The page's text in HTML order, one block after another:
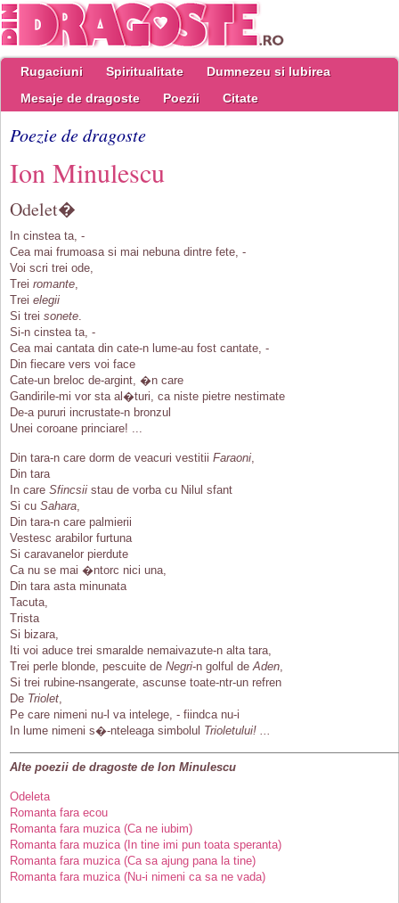
Rugaciuni Spiritualitate
Dumnezeu si Iubirea
Mesaje de dragoste
Poezii Citate
Poezie de dragoste
Ion Minulescu
Odelet�
In cinstea ta, -
Cea mai frumoasa si mai nebuna dintre fete, -
Voi scri trei ode,
Trei romante,
Trei elegii
Si trei sonete.
Si-n cinstea ta, -
Cea mai cantata din cate-n lume-au fost cantate, -
Din fiecare vers voi face
Cate-un breloc de-argint, �n care
Gandirile-mi vor sta al�turi, ca niste pietre nestimate
De-a pururi incrustate-n bronzul
Unei coroane princiare! ...
Din tara-n care dorm de veacuri vestitii Faraoni,
Din tara
In care Sfincsii stau de vorba cu Nilul sfant
Si cu Sahara,
Din tara-n care palmierii
Vestesc arabilor furtuna
Si caravanelor pierdute
Ca nu se mai �ntorc nici una,
Din tara asta minunata
Tacuta,
Trista
Si bizara,
Iti voi aduce trei smaralde nemaivazute-n alta tara,
Trei perle blonde, pescuite de Negri-n golful deAden,
Si trei rubine-nsangerate, ascunse toate-ntr-un refren
De Triolet,
Pe care nimeni nu-l va intelege, - fiindca nu-i
In lume nimeni s�-nteleaga simbolul Trioletului! ...
Alte poezii de dragoste de Ion Minulescu
Odeleta
Romanta fara ecou
Romanta fara muzica (Ca ne iubim)
Romanta fara muzica (In tine imi pun toata speranta)
Romanta fara muzica (Ca sa ajung pana la tine)
Romanta fara muzica (Nu-i nimeni ca sa ne vada)